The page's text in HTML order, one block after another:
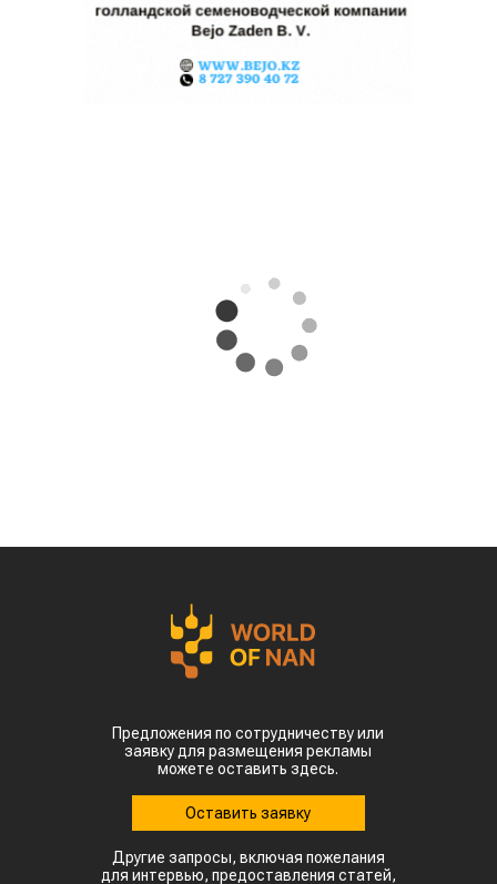
Предложения по сотрудничеству или
заявку для размещения рекламы
можете оставить здесь.
Оставить заявку
Другие запросы, включая пожелания
для интервью, предоставления статей,